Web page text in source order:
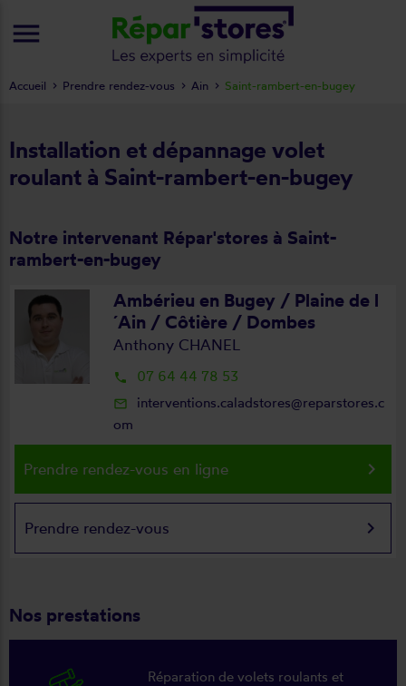
Installation et dépannage volet
roulant à Saint-rambert-en-bugey
Notre intervenant Répar'stores à Saint-
rambert-en-bugey
Ambérieu en Bugey / Plaine de l
´Ain / Côtière / Dombes
Anthony CHANEL
local_phone 07 64 44 78 53
mail_outline
interventions.caladstores@reparstores.c
om
Prendre rendez-vous en ligne keyboard_arrow_right
Prendre rendez-vous keyboard_arrow_right
Nos prestations
Réparation de volets roulants et
Accueil Prendre rendez-vous Ain Saint-rambert-en-bugey
menu